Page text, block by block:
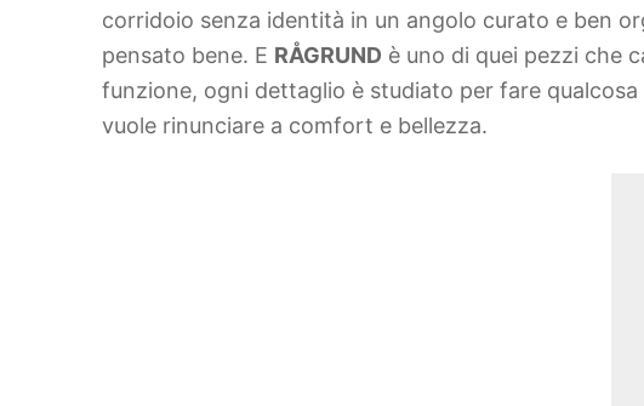
corridoio senza identità in un angolo curato e ben
pensato bene. E RÅGRUND è uno di quei pezzi che
funzione, ogni dettaglio è studiato per fare
vuole rinunciare a comfort e bellezza.